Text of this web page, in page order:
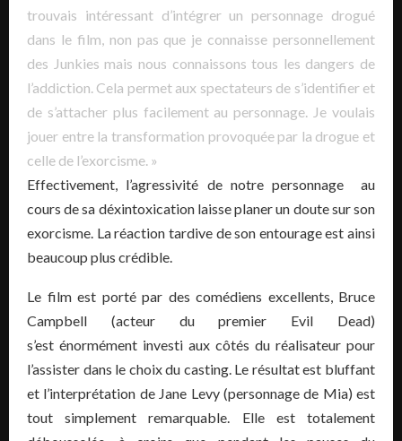
trouvais intéressant d’intégrer un personnage drogué
dans le film, non pas que je connaisse personnellement
des Junkies mais nous connaissons tous les dangers de
l’addiction. Cela permet aux spectateurs de s’identifier et
de s’attacher plus facilement au personnage. Je voulais
jouer entre la transformation provoquée par la drogue et
celle de l’exorcisme. »
Effectivement, l’agressivité de notre personnage au
cours de sa déxintoxication laisse planer un doute sur son
exorcisme. La réaction tardive de son entourage est ainsi
beaucoup plus crédible.
Le film est porté par des comédiens excellents, Bruce
Campbell (acteur du premier Evil Dead)
s’est énormément investi aux côtés du réalisateur pour
l’assister dans le choix du casting. Le résultat est bluffant
et l’interprétation de Jane Levy (personnage de Mia) est
tout simplement remarquable. Elle est totalement